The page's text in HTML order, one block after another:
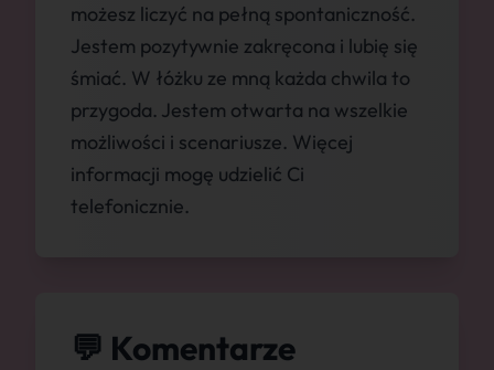
możesz liczyć na pełną spontaniczność.
Jestem pozytywnie zakręcona i lubię się
śmiać. W łóżku ze mną każda chwila to
przygoda. Jestem otwarta na wszelkie
możliwości i scenariusze. Więcej
informacji mogę udzielić Ci
telefonicznie.
💬 Komentarze